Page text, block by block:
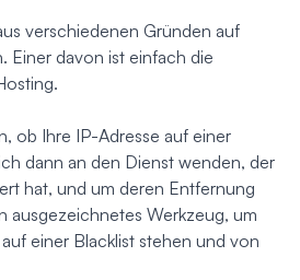
verschiedenen Gründen auf
Einer davon ist einfach die
ob Ihre IP-Adresse auf einer
dann an den Dienst wenden, der
hat, und um deren Entfernung
ausgezeichnetes Werkzeug, um
einer Blacklist stehen und von